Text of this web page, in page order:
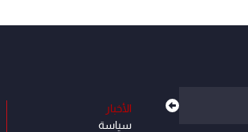
الأخبار
سياسة